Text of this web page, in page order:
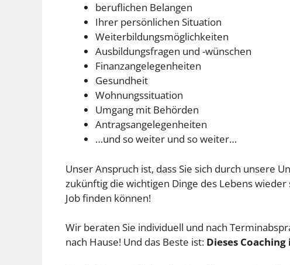
beruflichen Belangen
Ihrer persönlichen Situation
Weiterbildungsmöglichkeiten
Ausbildungsfragen und -wünschen
Finanzangelegenheiten
Gesundheit
Wohnungssituation
Umgang mit Behörden
Antragsangelegenheiten
…und so weiter und so weiter…
Unser Anspruch ist, dass Sie sich durch unsere
zukünftig die wichtigen Dinge des Lebens
Job finden können!
Wir beraten Sie individuell und nach
nach Hause! Und das Beste ist: Dieses